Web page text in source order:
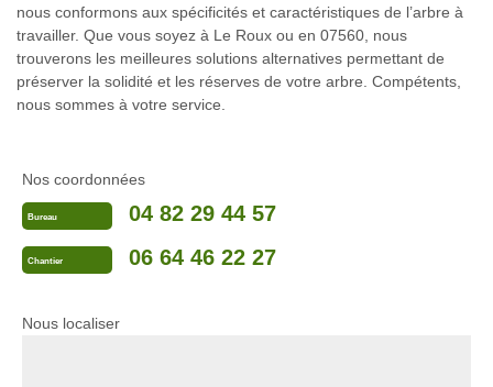
nous conformons aux spécificités et caractéristiques de l’arbre à
travailler. Que vous soyez à Le Roux ou en 07560, nous
trouverons les meilleures solutions alternatives permettant de
préserver la solidité et les réserves de votre arbre. Compétents,
nous sommes à votre service.
Nos coordonnées
Bureau 04 82 29 44 57
Chantier 06 64 46 22 27
Nous localiser